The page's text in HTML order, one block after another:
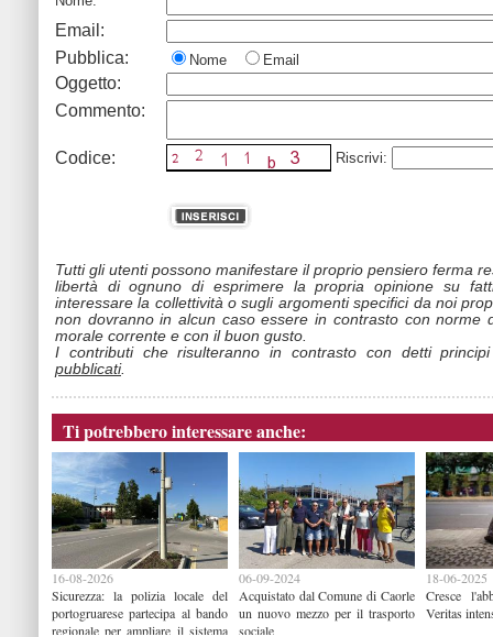
Email:
Pubblica:
Nome Email
Oggetto:
Commento:
Codice: Riscrivi:
Tutti gli utenti possono manifestare il proprio pensiero ferma
libertà di ognuno di esprimere la propria opinione su
interessare la collettività o sugli argomenti specifici da noi
non dovranno in alcun caso essere in contrasto con norme
morale corrente e con il buon gusto.
I contributi che risulteranno in contrasto con detti
pubblicati.
Ti potrebbero interessare anche:
16-08-2026
Sicurezza: la polizia locale del
portogruarese partecipa al bando
regionale per ampliare il sistema
06-09-2024
Acquistato dal Comune di Caorle
un nuovo mezzo per il trasporto
sociale
18-06-2025
Cresce
Veritas